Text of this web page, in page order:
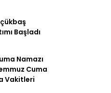
Başladı
Namazı
Cuma
Vakitleri